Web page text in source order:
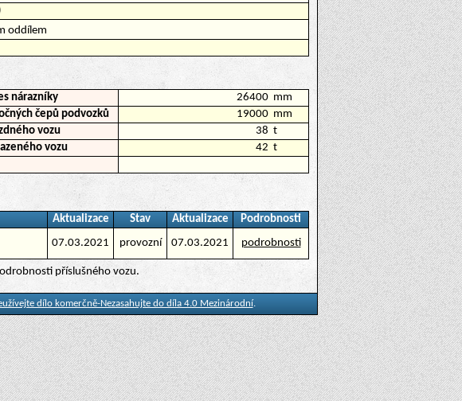
oddílem
nárazníky 26400 mm
čepů podvozků 19000 mm
vozu 38 t
vozu 42 t
Aktualizace Stav Aktualizace
Podrobnosti
07.03.2021 provozní 07.03.2021 podrobnosti
příslušného vozu.
dílo komerčně-Nezasahujte do díla 4.0 Mezinárodní.